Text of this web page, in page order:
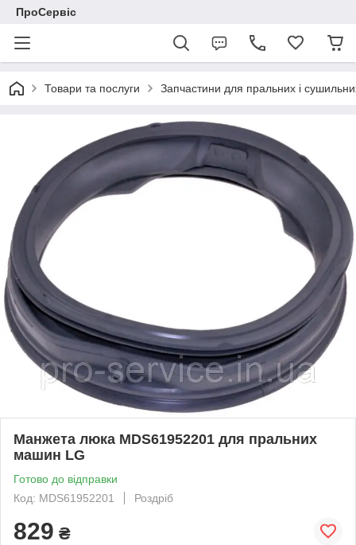
ПроСервіс
Товари та послуги Запчастини для пральних і
Манжета люка MDS61952201 для пральних
машин LG
Готово до відправки
Код: MDS61952201
Роздріб
829 ₴